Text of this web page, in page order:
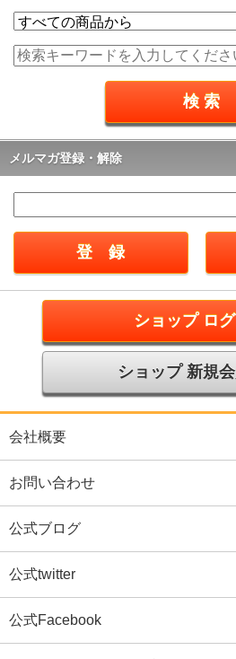
メルマガ登録・解除
ショップ ロ
ショップ 新規
会社概要
お問い合わせ
公式ブログ
公式twitter
公式Facebook